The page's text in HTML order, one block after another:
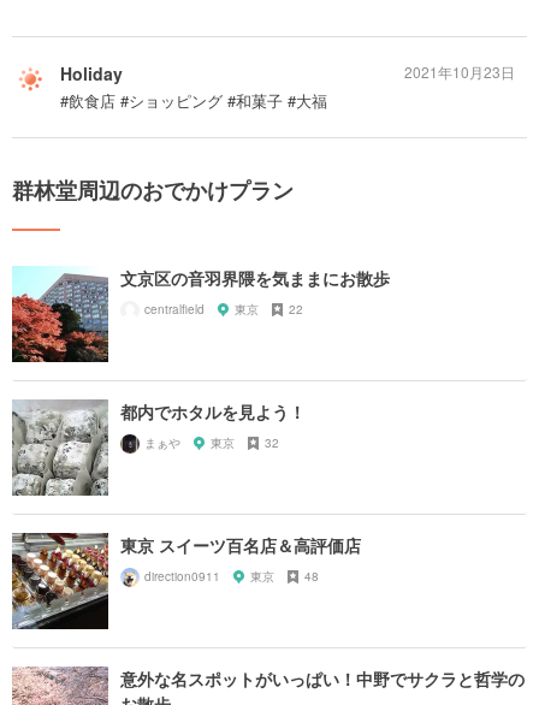
Holiday
#飲食店 #ショッピング #和菓子 #大福
2021年10月23日
群林堂周辺のおでかけプラン
文京区の音羽界隈を気ままにお散歩
centralfield 東京 22
都内でホタルを見よう！
まぁや 東京 32
東京 スイーツ百名店＆高評価店
direction0911 東京 48
意外な名スポットがいっぱい！中野でサクラと哲学の